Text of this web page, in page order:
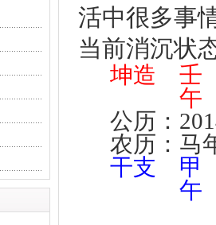
活中很多事
当前消沉状
坤造
午
公历：
农历：马
干支
午